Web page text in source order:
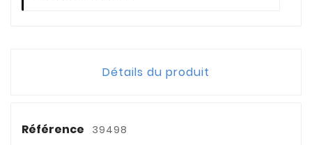
Détails du produit
Référence 39498